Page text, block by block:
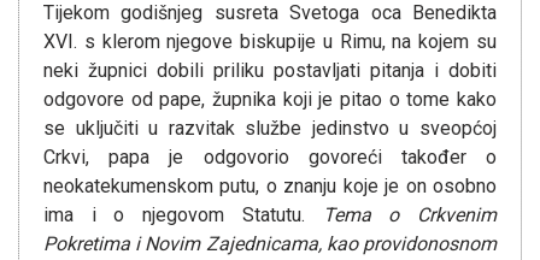
Tijekom godišnjeg susreta Svetoga oca Benedikta
XVI. s klerom njegove biskupije u Rimu, na kojem su
neki župnici dobili priliku postavljati pitanja i dobiti
odgovore od pape, župnika koji je pitao o tome kako
se uključiti u razvitak službe jedinstvo u sveopćoj
Crkvi, papa je odgovorio govoreći također o
neokatekumenskom putu, o znanju koje je on osobno
ima i o njegovom Statutu.
Tema o Crkvenim
Pokretima i Novim Zajednicama, kao providonosnom